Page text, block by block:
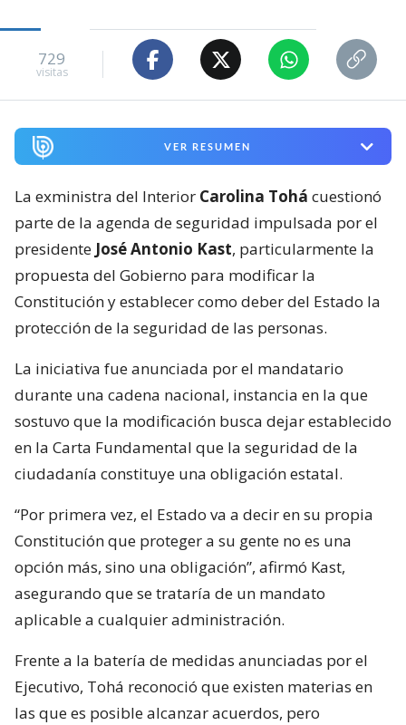
729
visitas
VER RESUMEN
La exministra del Interior Carolina Tohá cuestionó
parte de la agenda de seguridad impulsada por el
presidente José Antonio Kast, particularmente la
propuesta del Gobierno para modificar la
Constitución y establecer como deber del Estado la
protección de la seguridad de las personas.
La iniciativa fue anunciada por el mandatario
durante una cadena nacional, instancia en la que
sostuvo que la modificación busca dejar establecido
en la Carta Fundamental que la seguridad de la
ciudadanía constituye una obligación estatal.
“Por primera vez, el Estado va a decir en su propia
Constitución que proteger a su gente no es una
opción más, sino una obligación”, afirmó Kast,
asegurando que se trataría de un mandato
aplicable a cualquier administración.
Frente a la batería de medidas anunciadas por el
Ejecutivo, Tohá reconoció que existen materias en
las que es posible alcanzar acuerdos, pero